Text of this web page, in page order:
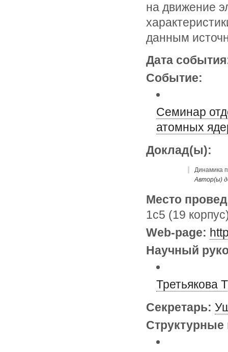
на движение
данным
Дата
Событие:
Семинар
атомных
Доклад(ы):
Динамика
Автор(ы)
Место
1с5 (19
Web-page:
Научный
Третьякова
Секретарь:
Структурные